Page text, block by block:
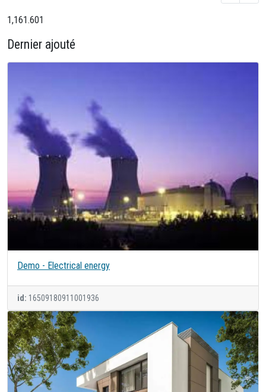
1,161.601
Dernier ajouté
Demo - Electrical energy
id: 16509180911001936